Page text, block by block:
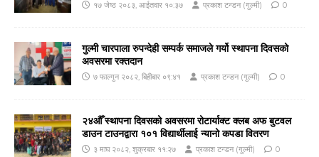
१७ जेष्ठ २०८३, आईतवार १०:३७ प्रकाश टन्डन (गुल्मी) 0
गुल्मी चारपाला रुपन्देही सम्पर्क समाजले गर्यो स्थापना दिवसको
अवसरमा रक्तदान
७ फाल्गुन २०८२, बिहीबार ०९:४१ प्रकाश टन्डन (गुल्मी) 0
२४औँ स्थापना दिवसको अवसरमा रोटार्याक्ट क्लब अफ बुटवल
डाउन टाउनद्वारा १०१ विद्यार्थीलाई न्यानो कपडा वितरण
३ माघ २०८२, शुक्रबार ११:२७ प्रकाश टन्डन (गुल्मी) 0